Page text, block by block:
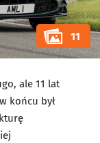
11
ale 11 lat
końcu był